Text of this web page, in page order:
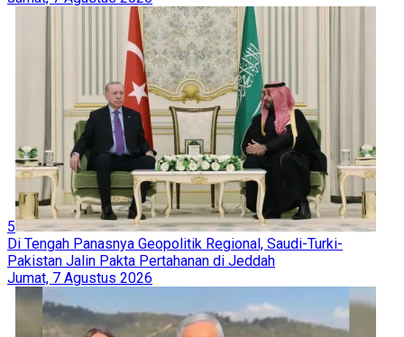
5
Di Tengah Panasnya Geopolitik Regional, Saudi-Turki-
Pakistan Jalin Pakta Pertahanan di Jeddah
Jumat, 7 Agustus 2026